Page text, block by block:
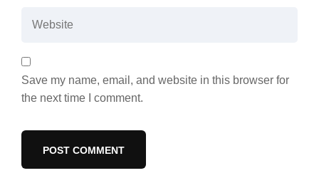
Save my name, email, and website in this browser for
the next time I comment.